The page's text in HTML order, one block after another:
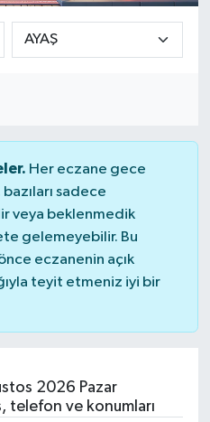
Her eczane gece
sadece
veya beklenmedik
gelemeyebilir. Bu
eczanenin açık
teyit etmeniz iyi bir
2026 Pazar
telefon ve konumları